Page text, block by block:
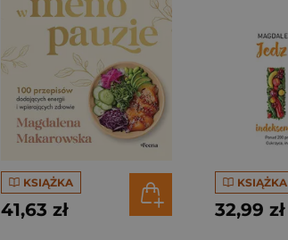
KSIĄŻKA
41,63 zł
KSIĄŻKA
32,99 zł